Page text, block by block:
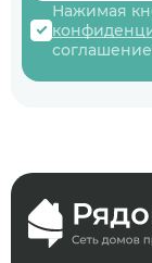
Нажимая